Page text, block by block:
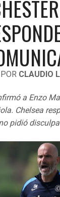
POR CLAUDIO
a Enzo
Chelsea
pidió